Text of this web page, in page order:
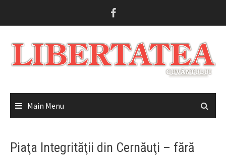
Main Menu
Piaţa Integrităţii din Cernăuţi – fără